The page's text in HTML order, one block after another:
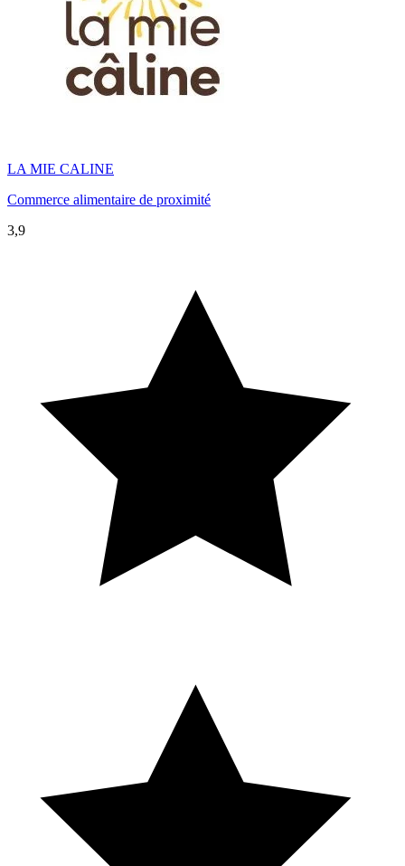
LA MIE CALINE
Commerce alimentaire de proximité
3,9